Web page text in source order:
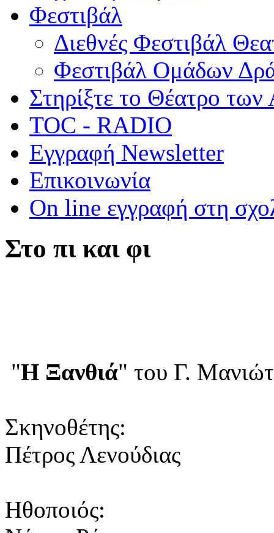
Φεστιβάλ
Διεθνές Φεστιβάλ
Φεστιβάλ Ομάδων
Στηρίξτε το Θέατρο
TOC - RADIO
Εγγραφή Newsletter
Επικοινωνία
On line εγγραφή στη
Στο πι και φι
"Η Ξανθιά" του Γ.
Σκηνοθέτης:
Πέτρος Λενούδιας
Ηθοποιός: